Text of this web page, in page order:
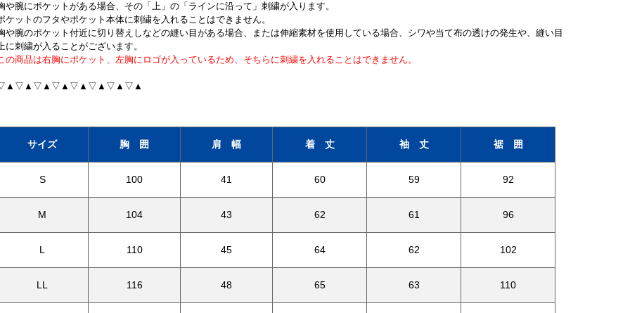
や腕にポケットがある場合、その「上」の「ラインに沿って」刺繍が入ります。
ケットのフタやポケット本体に刺繍を入れることはできません。
や腕のポケット付近に切り替えしなどの縫い目がある場合、または伸縮素材を使用している場合、シワや当て布の透けの発生や、縫い目
に刺繍が入ることがございます。
の商品は右胸にポケット、左胸にロゴが入っているため、そちらに刺繍を入れることはできません。
サイズ 胸 囲 肩 幅 着 丈 袖 丈 裾 囲
S 100 41 60 59 92
M 104 43 62 61 96
L 110 45 64 62 102
LL 116 48 65 63 110